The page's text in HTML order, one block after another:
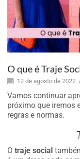
O que é Traje
12 de agosto de 2022
Vamos continuar
próximo que iremos
regras e normas.
O traje social